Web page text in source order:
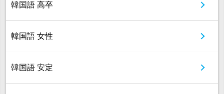
韓国語 高卒
韓国語 女性
韓国語 安定